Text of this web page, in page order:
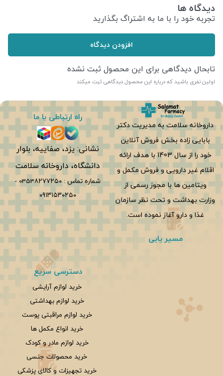
دیدگاه ها
تجربه خود را با ما به اشتراگ بگذارید
افزودن دیدگاه
تابحال دیدگاهی برای این محصول ثبت نشده
اولین نفری باشید که درباره این محصول دیدگاهی ثبت میکند
داروخانه سلامت به مدیریت دکتر
بابایی زاده بخش فروش آنلاین
خود را از سال 1403 با هدف ارائه
اقلام غیر دارویی و فروش مکمل و
ویتامین ها با مجوز رسمی از
وزارت بهداشت و تحت نظر سازمان
غذا و دارو آغاز نموده است.
راه ارتباطی با ما
نشانی: یزد، صفاییه، بلوار
دانشگاه، داروخانه سلامت
شماره تماس :0353۸۲۷۷۲۵۰ -
۰۹۱۳۱۵۳۰۲۵۰
مسیر یابی
دسترسی سریع
خرید لوازم آرایشی
خرید لوازم بهداشتی
خرید لوازم مراقبتی پوست
خرید انواع مکمل ها
خرید لوازم مادر و کودک
خرید محصولات جنسی
خرید تجهیزات و کالای پزشکی